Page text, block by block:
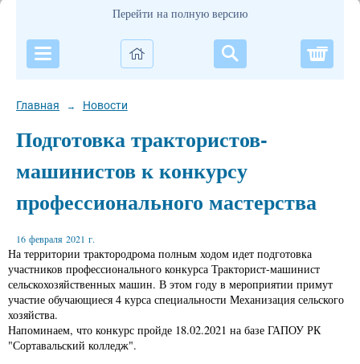
Перейти на полную версию
Главная → Новости
Подготовка трактористов-
машинистов к конкурсу
профессионального мастерства
16 февраля 2021 г.
На территории трактородрома полным ходом идет подготовка
участников профессионального конкурса Тракторист-машинист
сельскохозяйственных машин. В этом году в мероприятии примут
участие обучающиеся 4 курса специальности Механизация сельского
хозяйства.
Напоминаем, что конкурс пройде 18.02.2021 на базе ГАПОУ РК
"Сортавальский колледж".